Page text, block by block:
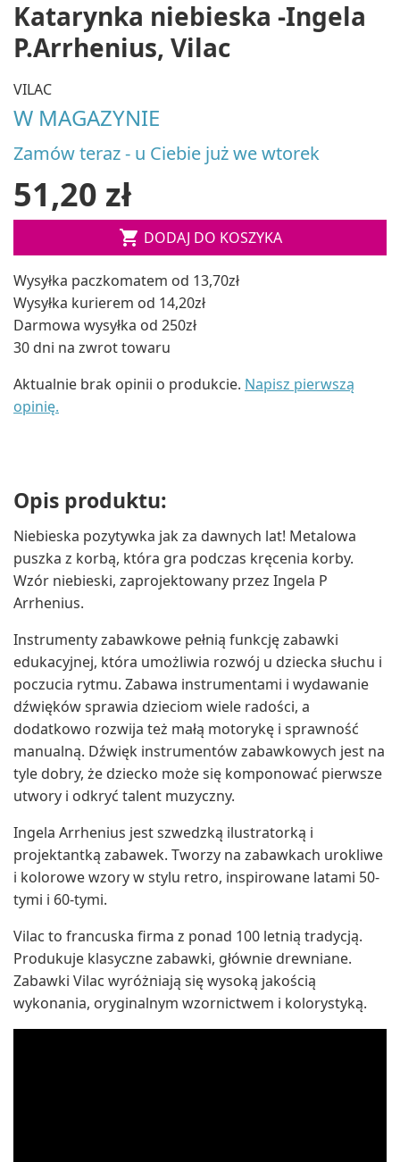
Katarynka niebieska -Ingela
P.Arrhenius, Vilac
VILAC
W MAGAZYNIE
Zamów teraz - u Ciebie już we wtorek
51,20 zł
 DODAJ DO KOSZYKA
Wysyłka paczkomatem od 13,70zł
Wysyłka kurierem od 14,20zł
Darmowa wysyłka od 250zł
30 dni na zwrot towaru
Aktualnie brak opinii o produkcie. Napisz pierwszą
opinię.
Opis produktu:
Niebieska pozytywka jak za dawnych lat! Metalowa
puszka z korbą, która gra podczas kręcenia korby.
Wzór niebieski, zaprojektowany przez Ingela P
Arrhenius.
Instrumenty zabawkowe pełnią funkcję zabawki
edukacyjnej, która umożliwia rozwój u dziecka słuchu i
poczucia rytmu. Zabawa instrumentami i wydawanie
dźwięków sprawia dzieciom wiele radości, a
dodatkowo rozwija też małą motorykę i sprawność
manualną. Dźwięk instrumentów zabawkowych jest na
tyle dobry, że dziecko może się komponować pierwsze
utwory i odkryć talent muzyczny.
Ingela Arrhenius jest szwedzką ilustratorką i
projektantką zabawek. Tworzy na zabawkach urokliwe
i kolorowe wzory w stylu retro, inspirowane latami 50-
tymi i 60-tymi.
Vilac to francuska firma z ponad 100 letnią tradycją.
Produkuje klasyczne zabawki, głównie drewniane.
Zabawki Vilac wyróżniają się wysoką jakością
wykonania, oryginalnym wzornictwem i kolorystyką.